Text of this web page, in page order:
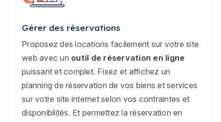
Gérer des réservations
Proposez des locations facilement sur votre site
web avec un outil de réservation en ligne
puissant et complet. Fixez et affichez un
planning de réservation de vos biens et services
sur votre site internet selon vos contraintes et
disponibilités. Et permettez la réservation en